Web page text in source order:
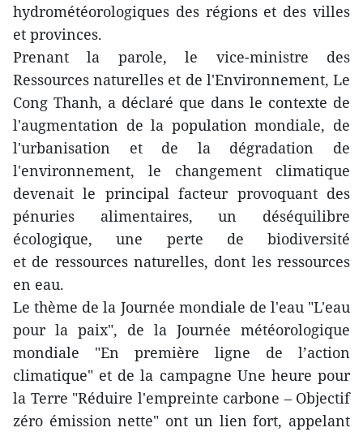
hydrométéorologiques des régions et des villes
et provinces.
Prenant la parole, le vice-ministre des
Ressources naturelles et de l'Environnement, Le
Cong Thanh, a déclaré que dans le contexte de
l'augmentation de la population mondiale, de
l'urbanisation et de la dégradation de
l'environnement, le changement climatique
devenait le principal facteur provoquant des
pénuries alimentaires, un déséquilibre
écologique, une perte de biodiversité
et de ressources naturelles, dont les ressources
en eau.
Le thème de la Journée mondiale de l'eau "L'eau
pour la paix", de la Journée météorologique
mondiale "En première ligne de l’action
climatique" et de la campagne Une heure pour
la Terre "Réduire l'empreinte carbone – Objectif
zéro émission nette" ont un lien fort, appelant